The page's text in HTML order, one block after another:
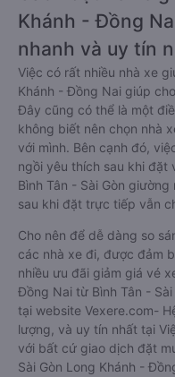
Khánh - Đồng
nhanh và uy tín
Việc có rất nhiều nhà xe
Khánh - Đồng Nai giúp
Đây cũng có thể là một
không biết nên chọn nhà
với mình. Bên cạnh đó,
ngồi yêu thích sau khi đặt
Bình Tân - Sài Gòn
sau khi đặt trực tiếp vẫn
Cho nên để dễ dàng so
các nhà xe đi, được đảm
nhiều ưu đãi giảm giá vé
Đồng Nai từ Bình Tân -
tại website Vexere.com-
lượng, và uy tín nhất tại
với bất cứ giao dịch đặt
Sài Gòn Long Khánh -